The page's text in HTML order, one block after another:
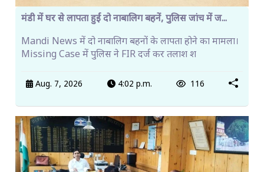
मंडी में घर से लापता हुईं दो नाबालिग बहनें, पुलिस जांच में ज...
Mandi News में दो नाबालिग बहनों के लापता होने का मामला।
Missing Case में पुलिस ने FIR दर्ज कर तलाश श
Aug. 7, 2026 4:02 p.m. 116